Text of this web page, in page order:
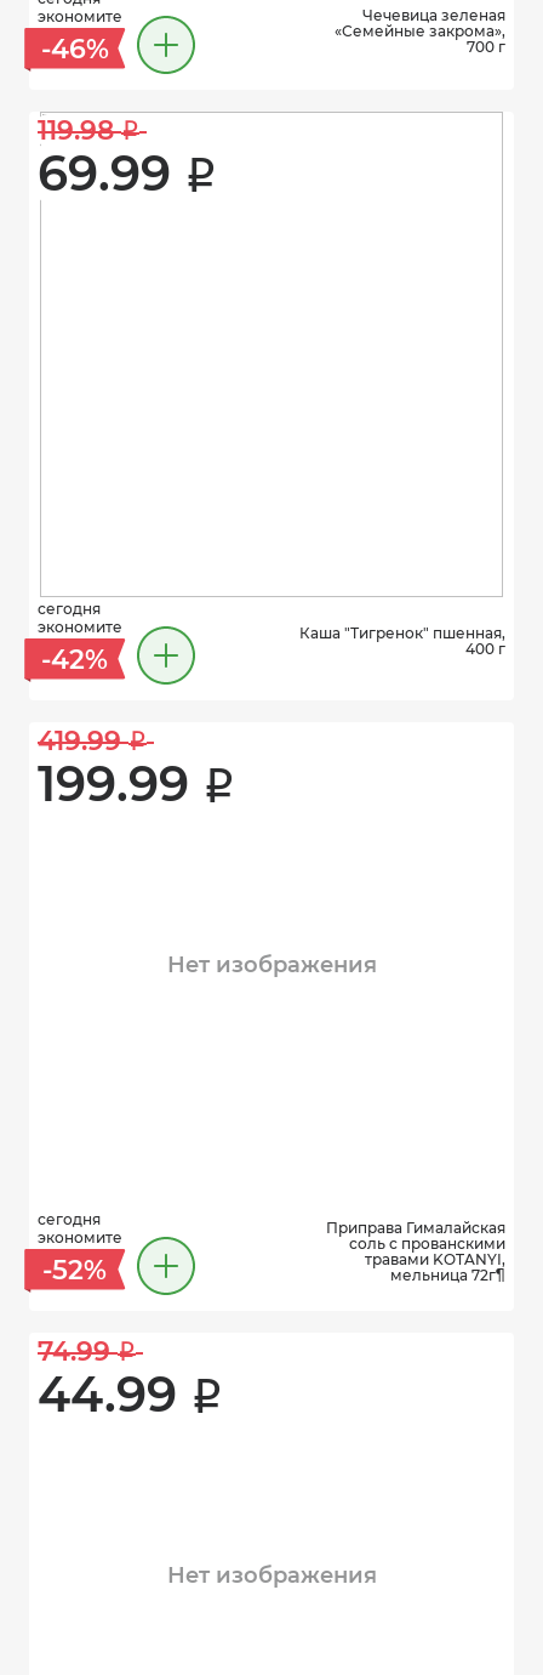
экономите
-46%
Чечевица зеленая
«Семейные закрома»,
700 г
119.98 i
69.99 i
сегодня
экономите
-42%
Каша "Тигренок" пшенная,
400 г
419.99 i
199.99 i
Нет изображения
сегодня
экономите
-52%
Приправа Гималайская
соль с прованскими
травами KOTANYI,
мельница 72г¶
74.99 i
44.99 i
Нет изображения